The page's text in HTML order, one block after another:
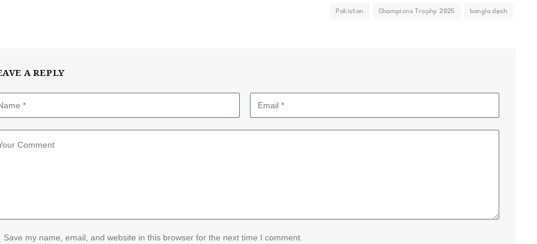
bangla desh
Champions Trophy 2025
Pakistan
A REPLY
Save my name, email, and website in this browser for the next time I comment.